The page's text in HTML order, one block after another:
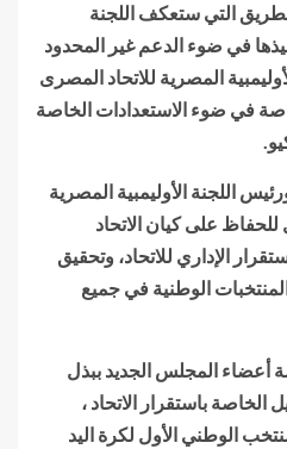
التي ستعكف اللجنة
في ضوء الدعم غير المحدود
المصرية للاتحاد المصرى
في ضوء الاستعدادات الخاصة
اللجنة الأوليمبية المصرية
على كيان الاتحاد
الإداري للاتحاد، وتحقيق
الوطنية في جميع
أعضاء المجلس الجديد ببذل
الخاصة باستقرار الاتحاد ،
الوطني الأول لكرة اليد